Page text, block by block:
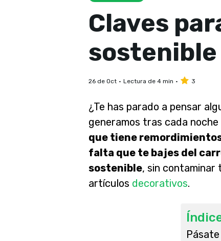
Claves
26 de Oct Lectura de 4 min 3
¿Te has parado a pensar
generamos tras cada noche
que tiene
falta que te bajes del
sostenible, sin contaminar
artículos decorativos.